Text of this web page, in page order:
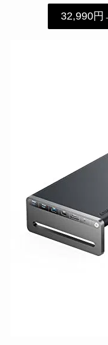
32,990円